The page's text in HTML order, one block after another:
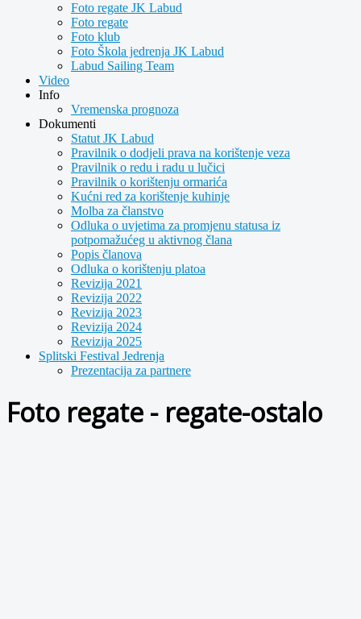
Foto regate JK Labud
Foto regate
Foto klub
Foto Škola jedrenja JK Labud
Labud Sailing Team
Video
Info
Vremenska prognoza
Dokumenti
Statut JK Labud
Pravilnik o dodjeli prava na korištenje veza
Pravilnik o redu i radu u lučici
Pravilnik o korištenju ormarića
Kućni red za korištenje kuhinje
Molba za članstvo
Odluka o uvjetima za promjenu statusa iz
potpomažućeg u aktivnog člana
Popis članova
Odluka o korištenju platoa
Revizija 2021
Revizija 2022
Revizija 2023
Revizija 2024
Revizija 2025
Splitski Festival Jedrenja
Prezentacija za partnere
Foto regate - regate-ostalo